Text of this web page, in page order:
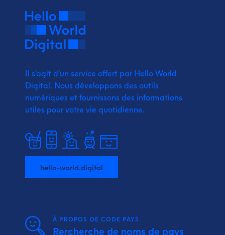
Il s'agit d'un service offert par Hello World
Digital. Nous développons des outils
numériques et fournissons des informations
utiles pour votre vie quotidienne.
hello-world.digital
À PROPOS DE CODE PAYS
Rercherche de noms de pays